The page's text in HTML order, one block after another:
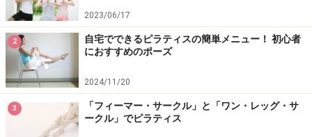
2023/06/17
2
自宅でできるピラティスの簡単メニュー！ 初心者
におすすめのポーズ
2024/11/20
3
「フィーマー・サークル」と「ワン・レッグ・サ
ークル」でピラティス